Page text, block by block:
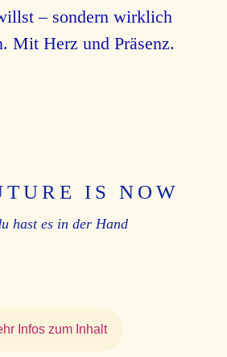
– sondern wirklich
Mit Herz und Präsenz.
IS NOW
hast es in der Hand
Infos zum Inhalt